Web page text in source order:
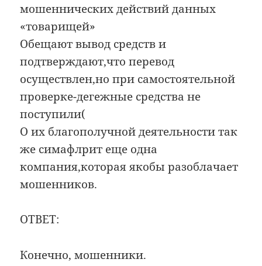
мошеннических действий данных
«товарищей»
Обещают вывод средств и
подтверждают,что перевод
осуществлен,но при самостоятельной
проверке-дегежные средства не
поступили(
О их благополучной деятельности так
же симафлрит еще одна
компания,которая якобы разоблачает
мошенников.
ОТВЕТ:
Конечно, мошенники.